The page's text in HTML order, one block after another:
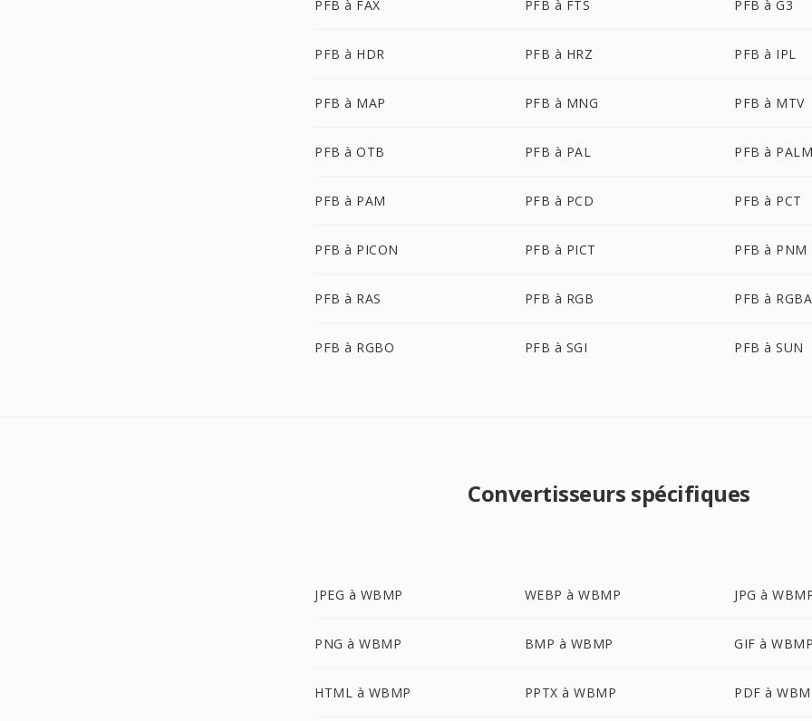
PFB à FAX PFB à FTS PFB à G3
PFB à HDR PFB à HRZ PFB à IPL
PFB à MAP PFB à MNG PFB à MTV
PFB à OTB PFB à PAL PFB à
PFB à PAM PFB à PCD PFB à PCT
PFB à PICON PFB à PICT PFB à PNM
PFB à RAS PFB à RGB PFB à RGBA
PFB à RGBO PFB à SGI PFB à SUN
Convertisseurs spécifiques
JPEG à WBMP WEBP à WBMP JPG à
PNG à WBMP BMP à WBMP GIF à
HTML à WBMP PPTX à WBMP PDF à